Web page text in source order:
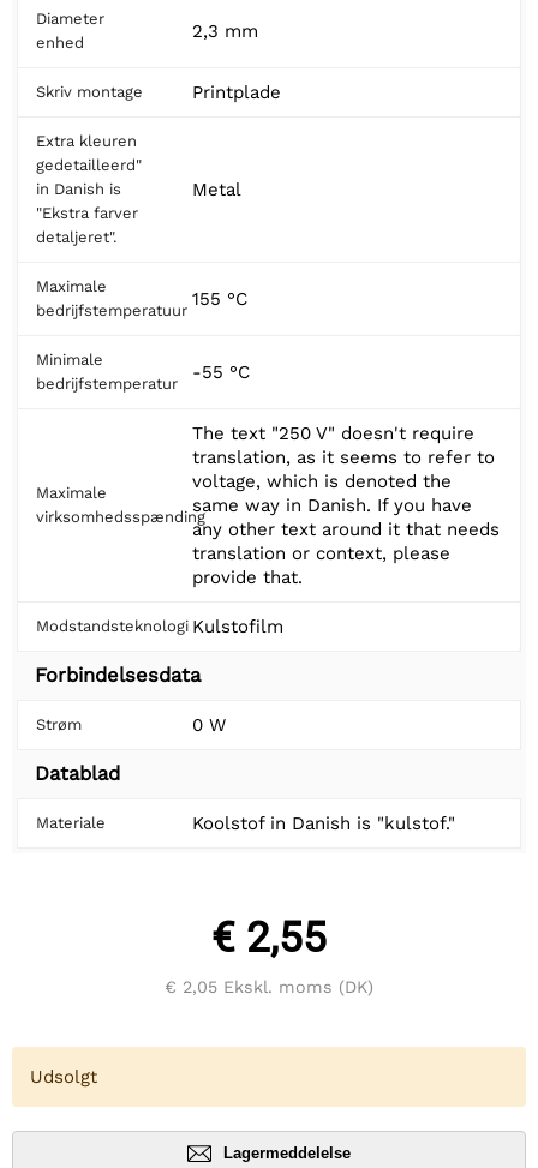
Diameter
enhed
2,3 mm
Skriv montage Printplade
Extra kleuren
gedetailleerd"
in Danish is
"Ekstra farver
detaljeret".
Metal
Maximale
bedrijfstemperatuur
155 °C
Minimale
bedrijfstemperatur
-55 °C
Maximale
virksomhedsspænding
The text "250 V" doesn't require
translation, as it seems to refer to
voltage, which is denoted the
same way in Danish. If you have
any other text around it that needs
translation or context, please
provide that.
Modstandsteknologi Kulstofilm
Forbindelsesdata
Strøm 0 W
Datablad
Materiale Koolstof in Danish is "kulstof."
€ 2,55
€ 2,05 Ekskl. moms (DK)
Udsolgt
Lagermeddelelse